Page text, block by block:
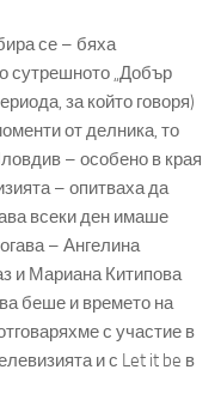
се – бяха
сутрешното „Добър
за който говоря)
от делника, то
– особено в края
– опитваха да
всеки ден имаше
– Ангелина
и Мариана Китипова
беше и времето на
с участие в
и с Let it be в